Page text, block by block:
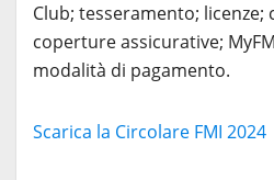
Club; tesseramento; licenze;
coperture assicurative;
modalità di pagamento.
Scarica la Circolare FMI 2024